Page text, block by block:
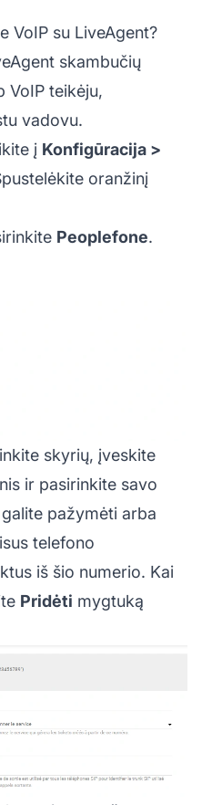
VoIP su LiveAgent?
skambučių
VoIP teikėju,
vadovu.
į Konfigūracija >
oranžinį
Peoplefone.
skyrių, įveskite
ir pasirinkite savo
pažymėti arba
telefono
iš šio numerio. Kai
Pridėti mygtuką